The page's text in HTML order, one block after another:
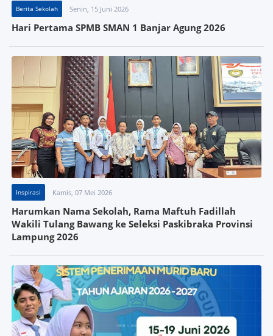
Berita Sekolah Senin, 15 Juni 2026
Hari Pertama SPMB SMAN 1 Banjar Agung 2026
Inspirasi Kamis, 07 Mei 2026
Harumkan Nama Sekolah, Rama Maftuh Fadillah
Wakili Tulang Bawang ke Seleksi Paskibraka Provinsi
Lampung 2026